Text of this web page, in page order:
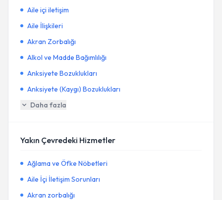
Aile içi iletişim
Aile İlişkileri
Akran Zorbalığı
Alkol ve Madde Bağımlılığı
Anksiyete Bozuklukları
Anksiyete (Kaygı) Bozuklukları
Daha fazla
Yakın Çevredeki Hizmetler
Ağlama ve Öfke Nöbetleri
Aile İçi İletişim Sorunları
Akran zorbalığı